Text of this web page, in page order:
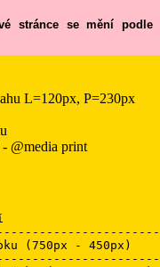
stránce se mění podle
L=120px, P=230px
@media print
(750px - 450px)